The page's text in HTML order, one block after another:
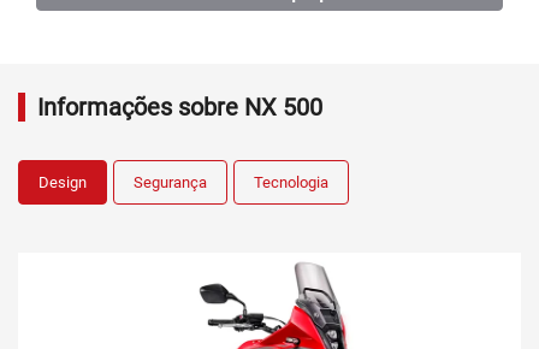
Informações sobre NX 500
Design Segurança Tecnologia